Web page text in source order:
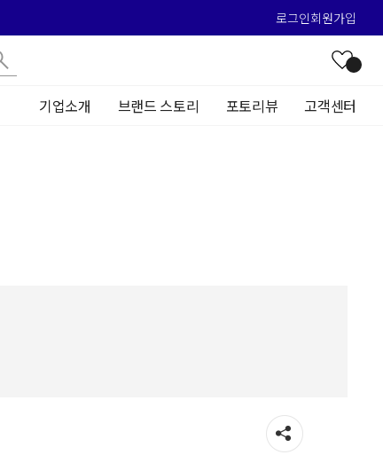
로그인회원가입
기업소개 브랜드 스토리 포토리뷰 고객센터